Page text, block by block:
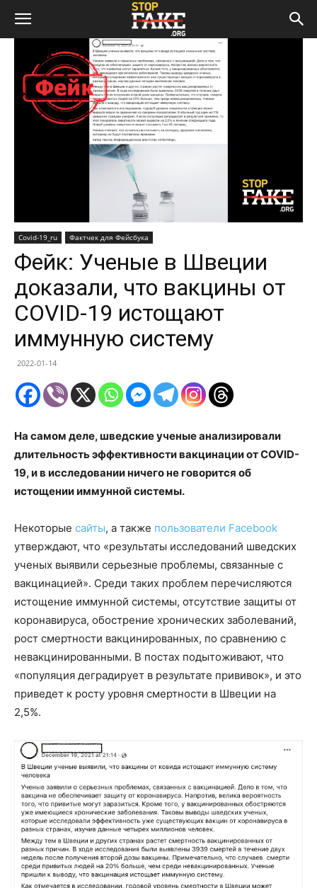
Covid-19_ru Фактчек для Фейсбука
Фейк: Ученые в Швеции
доказали, что вакцины от
COVID-19 истощают
иммунную систему
2022-01-14
На самом деле, шведские ученые анализировали
длительность эффективности вакцинации от COVID-
19, и в исследовании ничего не говорится об
истощении иммунной системы.
Некоторые сайты, а также пользователи Facebook
утверждают, что «результаты исследований шведских
ученых выявили серьезные проблемы, связанные с
вакцинацией». Среди таких проблем перечисляются
истощение иммунной системы, отсутствие защиты от
коронавируса, обострение хронических заболеваний,
рост смертности вакцинированных, по сравнению с
невакцинированными. В постах подытоживают, что
«популяция деградирует в результате прививок», и это
приведет к росту уровня смертности в Швеции на
2,5%.